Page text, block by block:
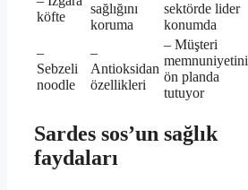
köfte
sağlığını
koruma
sektörde lider
konumda
–
Sebzeli
noodle
–
Antioksidan
özellikleri
– Müşteri
memnuniyetini
ön planda
tutuyor
Sardes sos’un sağlık
faydaları